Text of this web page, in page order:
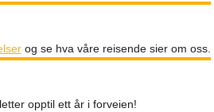
og se hva våre reisende sier om oss.
opptil ett år i forveien!